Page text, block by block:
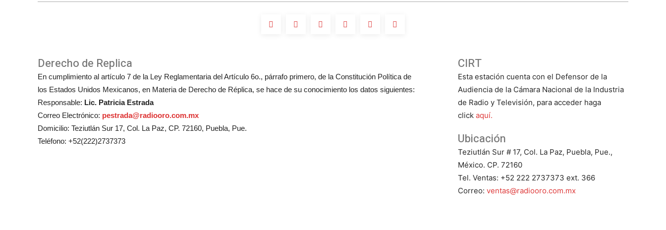
Derecho de Replica
En cumplimiento al artículo 7 de la Ley Reglamentaria del Artículo 6o., párrafo primero, de la Constitución Política de
los Estados Unidos Mexicanos, en Materia de Derecho de Réplica, se hace de su conocimiento los datos siguientes:
Responsable: Lic. Patricia Estrada
Correo Electrónico: pestrada@radiooro.com.mx
Domicilio: Teziutlán Sur 17, Col. La Paz, CP. 72160, Puebla, Pue.
Teléfono: +52(222)2737373
CIRT
Esta estación cuenta con el Defensor de la
Audiencia de la Cámara Nacional de la Industria
de Radio y Televisión, para acceder haga
click aquí.
Ubicación
Teziutlán Sur # 17, Col. La Paz, Puebla, Pue.,
México. CP. 72160
Tel. Ventas: +52 222 2737373 ext. 366
Correo: ventas@radiooro.com.mx